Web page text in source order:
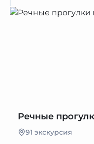
Речные
91 экскурсия